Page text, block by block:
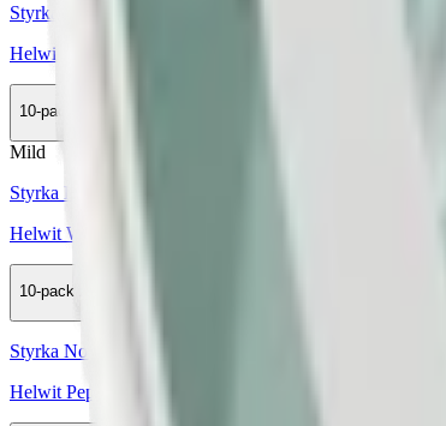
Styrka Normal · Slim
Helwit Orange 3
10-pack
Mild
Styrka Mild · Slim
Helwit Watermelon 2
10-pack
Styrka Normal · Slim
Helwit Peppermint 4